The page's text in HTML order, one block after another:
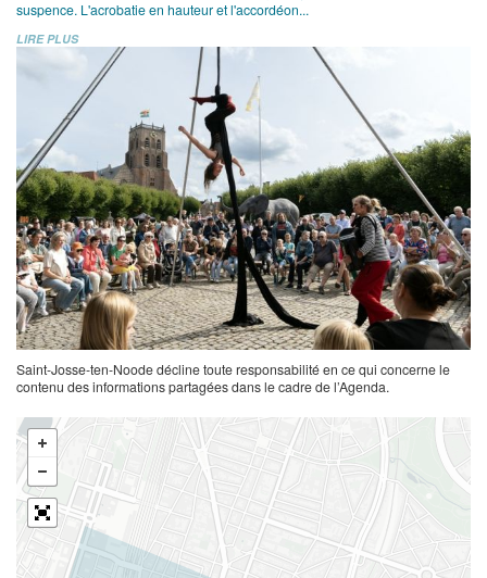
suspence. L'acrobatie en hauteur et l'accordéon...
LIRE PLUS
Saint-Josse-ten-Noode décline toute responsabilité en ce qui concerne le
contenu des informations partagées dans le cadre de l’Agenda.